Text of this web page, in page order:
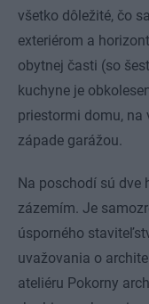
všetko dôležité, čo
exteriérom a
obytnej časti (so
kuchyne je
priestormi domu, na
západe garážou.
Na poschodí sú dve
zázemím. Je
úsporného
uvažovania o
ateliéru Pokorny